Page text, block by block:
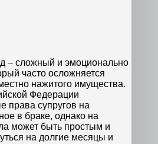
– сложный и эмоционально
часто осложняется
нажитого имущества.
Федерации
права супругов на
в браке, однако на
может быть простым и
на долгие месяцы и